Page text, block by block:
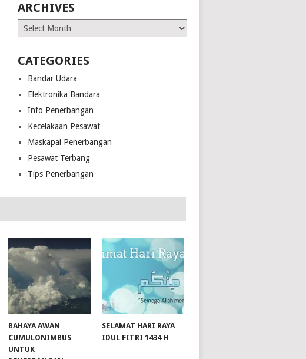
ARCHIVES
Archives
CATEGORIES
Bandar Udara
Elektronika Bandara
Info Penerbangan
Kecelakaan Pesawat
Maskapai Penerbangan
Pesawat Terbang
Tips Penerbangan
BAHAYA AWAN
CUMULONIMBUS
UNTUK
SELAMAT HARI RAYA
IDUL FITRI 1434 H